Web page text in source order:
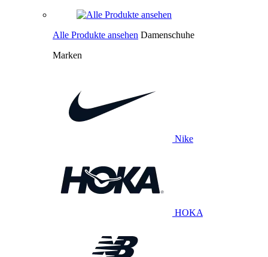
Alle Produkte ansehen Damenschuhe
Marken
Nike
HOKA